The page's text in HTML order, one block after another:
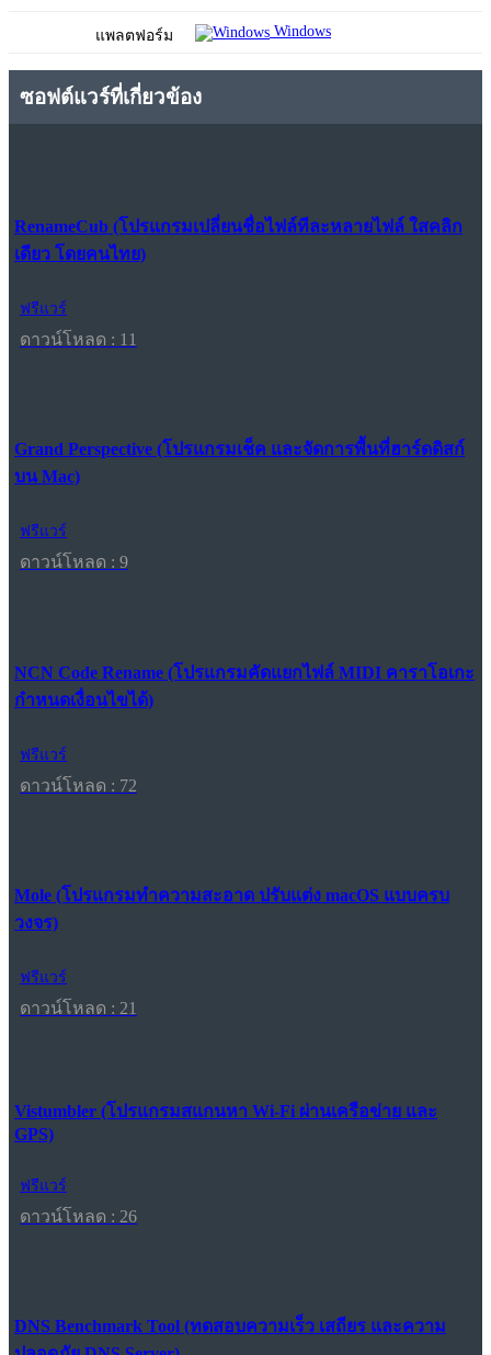
แพลตฟอร์ม Windows
ซอฟต์แวร์ที่เกี่ยวข้อง
RenameCub (โปรแกรมเปลี่ยนชื่อไฟล์ทีละหลายไฟล์ ใสคลิก
เดียว โดยคนไทย)
ฟรีแวร์
ดาวน์โหลด : 11
Grand Perspective (โปรแกรมเช็ค และจัดการพื้นที่ฮาร์ดดิสก์
บน Mac)
ฟรีแวร์
ดาวน์โหลด : 9
NCN Code Rename (โปรแกรมคัดแยกไฟล์ MIDI คาราโอเกะ
กำหนดเงื่อนไขได้)
ฟรีแวร์
ดาวน์โหลด : 72
Mole (โปรแกรมทำความสะอาด ปรับแต่ง macOS แบบครบ
วงจร)
ฟรีแวร์
ดาวน์โหลด : 21
Vistumbler (โปรแกรมสแกนหา Wi-Fi ผ่านเครือข่าย และ
GPS)
ฟรีแวร์
ดาวน์โหลด : 26
DNS Benchmark Tool (ทดสอบความเร็ว เสถียร และความ